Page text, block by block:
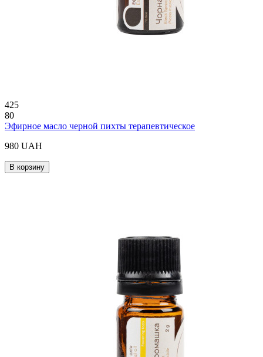
425
80
Эфирное масло черной пихты терапевтическое
980 UAH
В корзину